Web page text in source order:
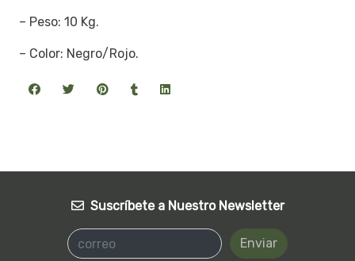
– Peso: ‎10 Kg.
– Color: Negro/Rojo.
Suscríbete a Nuestro Newsletter
Enviar